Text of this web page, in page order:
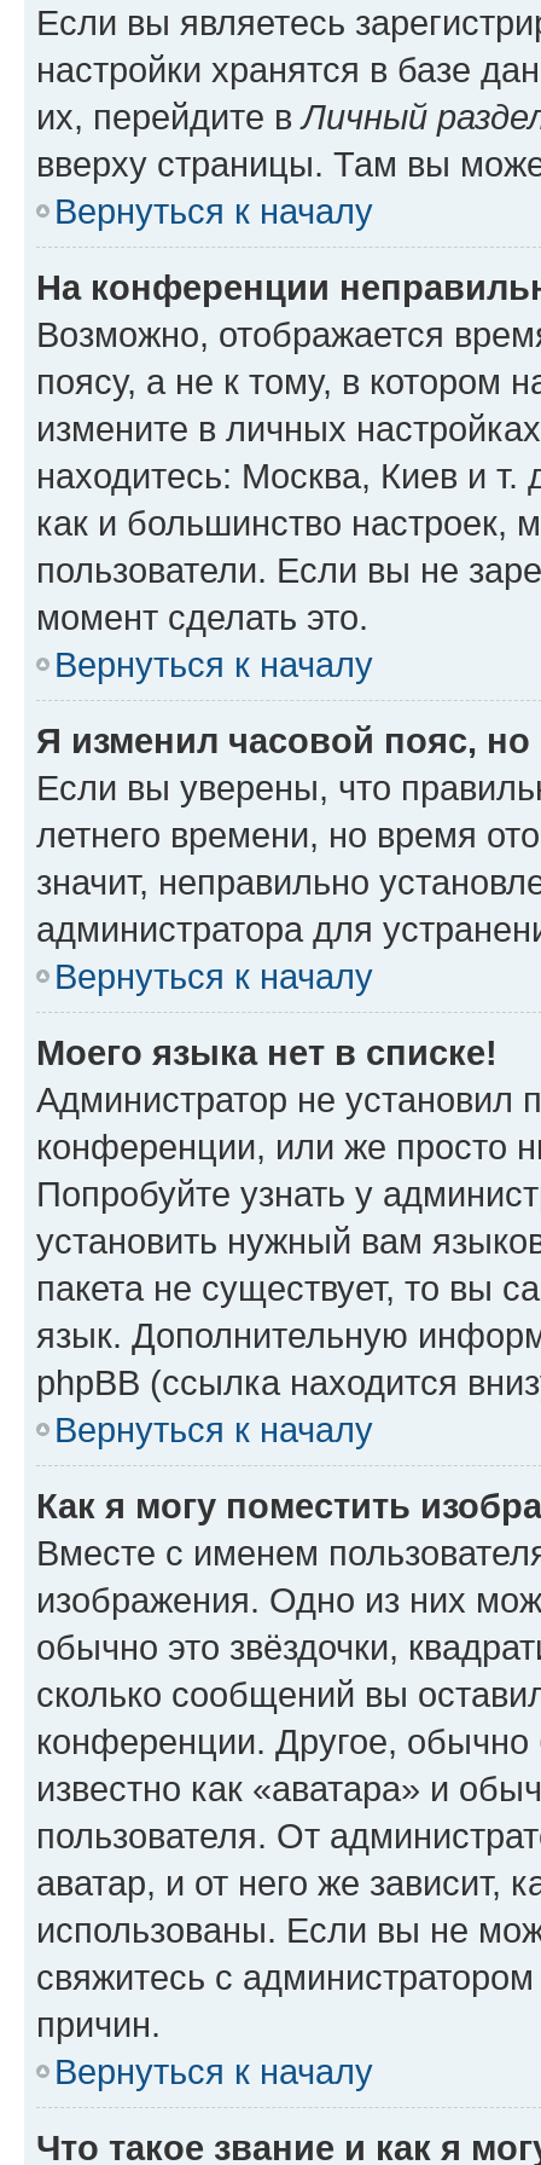
Если вы являетесь
настройки хранятся в базе
их, перейдите вЛичный
вверху страницы. Там вы
Вернуться к началу
На конференции
Возможно, отображается
поясу, а не к тому, в котором
измените в личных
находитесь: Москва, Киев и т.
как и большинство настроек,
пользователи. Если вы не
момент сделать это.
Вернуться к началу
Я изменил часовой пояс,
Если вы уверены, что
летнего времени, но время
значит, неправильно
администратора для
Вернуться к началу
Моего языка нет в списке!
Администратор не установил
конференции, или же просто
Попробуйте узнать у
установить нужный вам
пакета не существует, то вы
язык. Дополнительную
phpBB (ссылка находится
Вернуться к началу
Как я могу поместить
Вместе с именем
изображения. Одно из них
обычно это звёздочки,
сколько сообщений вы
конференции. Другое,
известно как «аватара» и
пользователя. От
аватар, и от него же зависит,
использованы. Если вы не
свяжитесь с
причин.
Вернуться к началу
Что такое звание и как я